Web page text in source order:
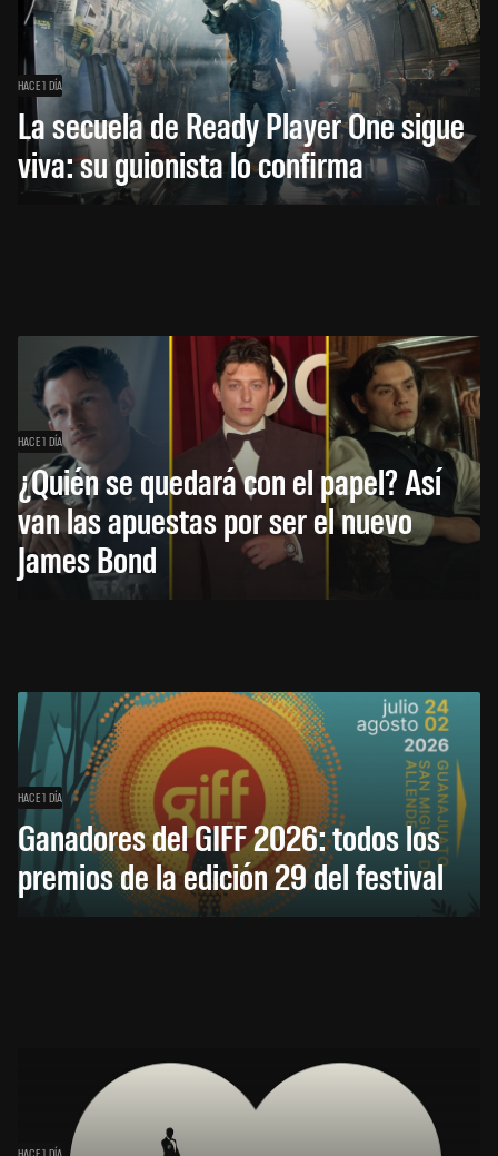
HACE 1 DÍA
La secuela de Ready Player One sigue
viva: su guionista lo confirma
HACE 1 DÍA
¿Quién se quedará con el papel? Así
van las apuestas por ser el nuevo
James Bond
HACE 1 DÍA
Ganadores del GIFF 2026: todos los
premios de la edición 29 del festival